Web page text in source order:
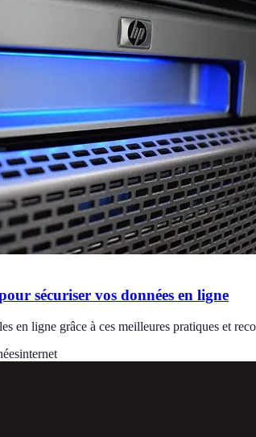
sécuriser vos données en ligne
en ligne grâce à ces meilleures pratiques et
internet